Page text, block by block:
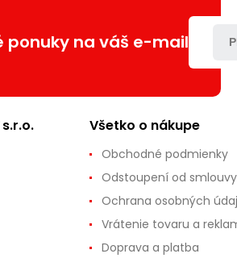
ponuky na váš e-mail
s.r.o. Všetko o nákupe
Obchodné podmienky
Odstoupení od smlouvy
Ochrana osobných
Vrátenie tovaru a
Doprava a platba